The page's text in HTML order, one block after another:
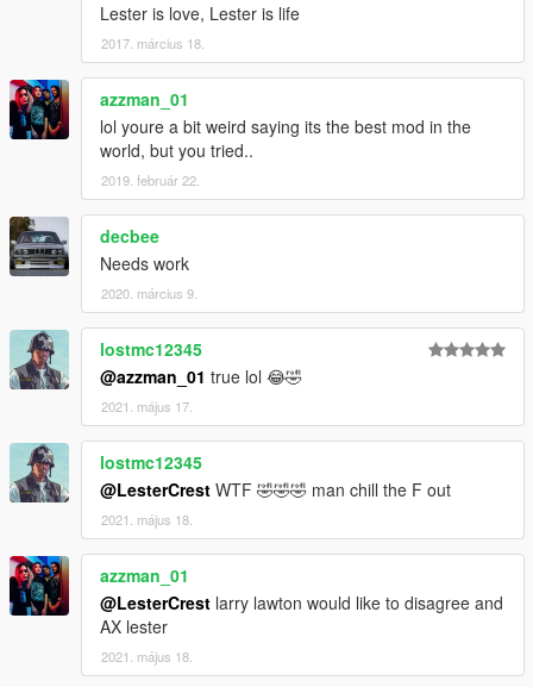
Lester is love, Lester is life
2017. március 18.
azzman_01
lol youre a bit weird saying its the best mod in the
world, but you tried..
2019. február 22.
decbee
Needs work
2020. március 9.
lostmc12345
@azzman_01 true lol 😂🤣
2021. május 17.
lostmc12345
@LesterCrest WTF 🤣🤣🤣 man chill the F out
2021. május 18.
azzman_01
@LesterCrest larry lawton would like to disagree and
AX lester
2021. május 18.